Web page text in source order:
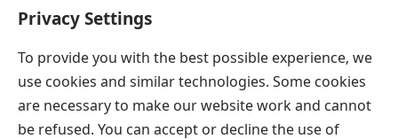
Privacy Settings
To provide you with the best possible experience, we
use cookies and similar technologies. Some cookies
are necessary to make our website work and cannot
be refused. You can accept or decline the use of
தமிழ்
விருப்பங்கள்
Copyright © 2026 Watch Tower Bible and Tract Society of Pennsylvania
விதிமுறைகள் ப்ரைவசி செட்டிங்